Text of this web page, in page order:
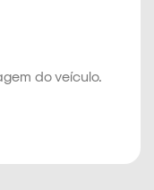
do veículo.